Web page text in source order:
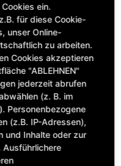
zu sehen
Standort abholen
Anzahl
ein.
für diese Cookie-
unser Online-
zu arbeiten.
Cookies akzeptieren
"ABLEHNEN"
jederzeit abrufen
(z. B. im
Personenbezogene
(z.B. IP-Adressen),
und Inhalte oder zur
Ausführlichere